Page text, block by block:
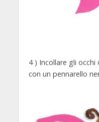
4 ) Incollare gli
con un pennarello